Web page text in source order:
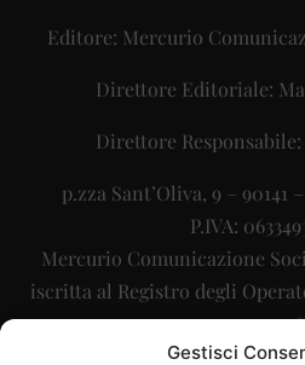
Gestisci
Editore: Mercurio
Direttore Editoriale:
Direttore
p.zza Sant’Oliva, 9 – 90141
P.IVA:
Mercurio Comunicazione
iscritta al Registro degli
numero